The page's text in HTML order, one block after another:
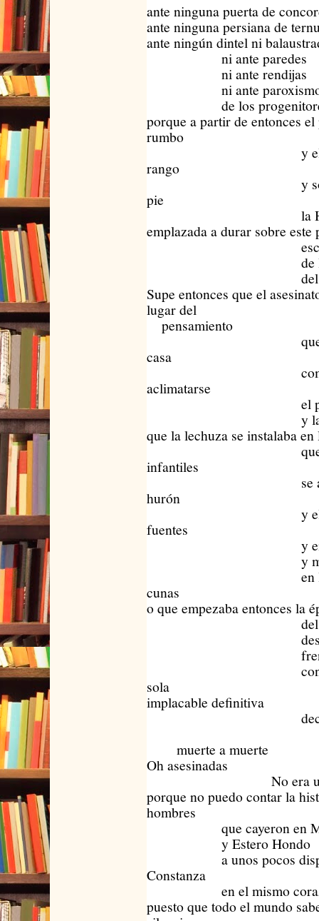
ante ninguna puerta de
ante ninguna persiana de
ante ningún dintel ni
ni ante paredes
ni ante rendijas
ni ante
de los progenitores
porque a partir de entonces
rumbo
y el
rango
y solo
pie
la
emplazada a durar sobre este
de la
del
Supe entonces que el
lugar del
pensamiento
que en la
casa
aclimatarse
el puerco
y la araña
que la lechuza se instalaba en
que en los
infantiles
se
hurón
y el tiburón
fuentes
y engranaje
y muñón y
en los
cunas
o que empezaba entonces la
del bien y
frente a
sola
implacable definitiva
decidida
muerte a muerte
Oh asesinadas
No era una
porque no puedo contar la
hombres
que cayeron en
y Estero Hondo
a unos pocos
Constanza
en el mismo corazón
puesto que todo el mundo